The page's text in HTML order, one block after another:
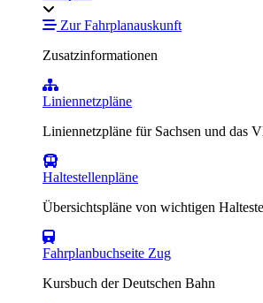
Zur Fahrplanauskunft
Zusatzinformationen
Liniennetzpläne
Liniennetzpläne für Sachsen und das
Haltestellenpläne
Übersichtspläne von wichtigen
Fahrplanbuchseite Zug
Kursbuch der Deutschen Bahn